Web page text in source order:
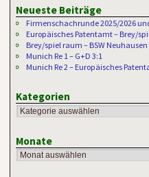
Neueste Beiträge
Firmenschachrunde 2025/2026
Europäisches Patentamt – Brey/
Brey/spiel raum – BSW Neuhausen
Munich Re 1 – G+D 3:1
Munich Re 2 – Europäisches
Kategorien
Monate